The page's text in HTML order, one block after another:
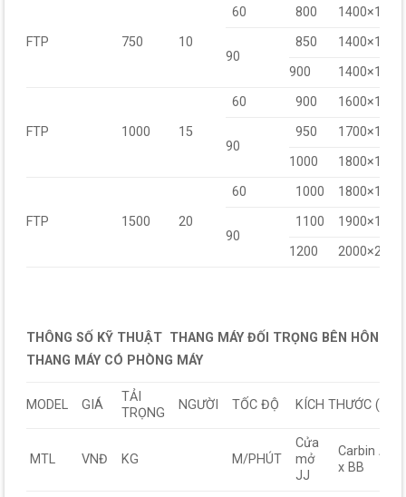
FTP 750 10
60 800 1400×1100
90
850
1400×1200
900
1400×1300
FTP 1000 15
60 900 1600×1500
90
950
1700×1600
1000
1800×1700
FTP 1500 20
60 1000 1800×1800
90
1100
1900×1900
1200
2000×2000
THÔNG SỐ KỸ THUẬT THANG MÁY ĐỐI TRỌNG BÊN HÔNG
THANG MÁY CÓ PHÒNG MÁY
MODEL GIÁ
TẢI
TRỌNG
NGƯỜI TỐC ĐỘ KÍCH THƯỚC
MTL VNĐ KG M/PHÚT
Cửa
mở
JJ
Carbin AA
x BB